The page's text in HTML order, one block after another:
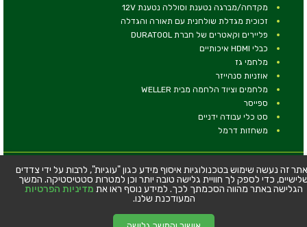
מקדחה/מברגה נטענת וסוללה נטענת 12V
זכוכית מגדלת שולחנית עם תאורה והגדלה
פליירים וקאטרים של חברת DURATOOL
כבלי HDMI איכותיים
מלחמי גז
אוזניות סנהייזר
מלחמים וציוד הלחמה מבית WELLER
ספייסר
סט כלי עבודה ידניים
משחזות דרמל
© כל הזכויות שמורות - טלמיר אלקטרוניקה בע''מ
כתובת: דרך העצמאות 63, חיפה
טלפון:04-8534564
זה נעשה שימוש בטכנולוגיות איסוף מידע כגון "עוגיות", לרבות על ידי צדדים
כדי לספק לך חוויית גלישה טובה יותר וכן למטרות סטטיסטיקה. המשך
הגלישה באתר מהווה הסכמתך לכך. למידע נוסף ראו את מדיניות הפרטיות
המעודכנת שלנו.